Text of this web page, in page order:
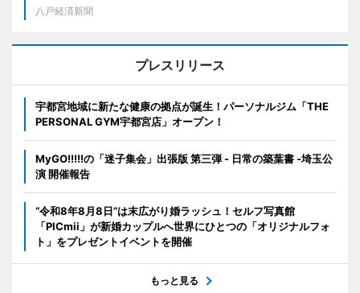
八戸経済新聞
プレスリリース
宇都宮地域に新たな健康の拠点が誕生！パーソナルジム「THE
PERSONAL GYM宇都宮店」オープン！
MyGO!!!!!の「迷子集会」出張版 第三弾 - 日常の築葉書 -埼玉公
演 開催報告
“令和8年8月8日”は末広がり婚ラッシュ！セルフ写真館
「PICmii」が新婚カップルへ世界にひとつの「オリジナルフォ
ト」をプレゼントイベントを開催
もっと見る